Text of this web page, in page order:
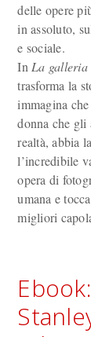
delle opere
in assoluto,
e sociale.
In La galleria
trasforma la
immagina
donna che gli
realtà, abbia
l’incredibile
opera di
umana e
migliori